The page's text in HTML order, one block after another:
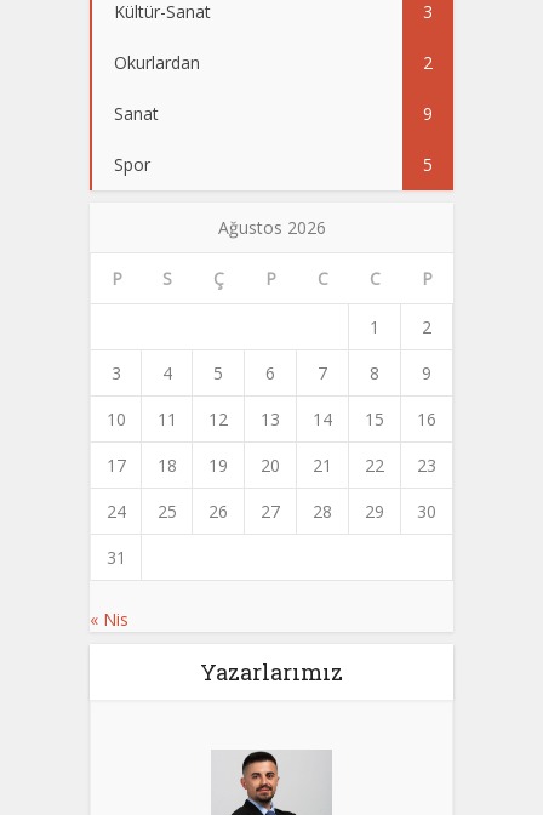
Kültür-Sanat 3
Okurlardan 2
Sanat 9
Spor 5
Ağustos 2026
P S Ç P C C P
1
2
3
4 5 6 7 8
9
10
11 12 13 14 15
16
17
18 19 20 21 22
23
24
25 26 27 28 29
30
31
« Nis
Yazarlarımız